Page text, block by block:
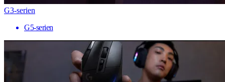
G3-serien
G5-serien